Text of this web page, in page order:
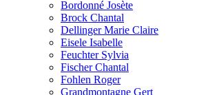
Bordonné Josète
Brock Chantal
Dellinger Marie Claire
Eisele Isabelle
Feuchter Sylvia
Fischer Chantal
Fohlen Roger
Grandmontagne Gert